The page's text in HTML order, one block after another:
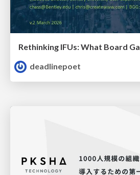
deadlinepoet